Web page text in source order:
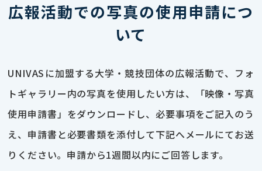
広報活動での写真の使用申請につ
いて
UNIVASに加盟する大学・競技団体の広報活動で、フォ
トギャラリー内の写真を使用したい方は、「映像・写真
使用申請書」をダウンロードし、必要事項をご記入のう
え、申請書と必要書類を添付して下記へメールにてお送
りください。申請から1週間以内にご回答します。